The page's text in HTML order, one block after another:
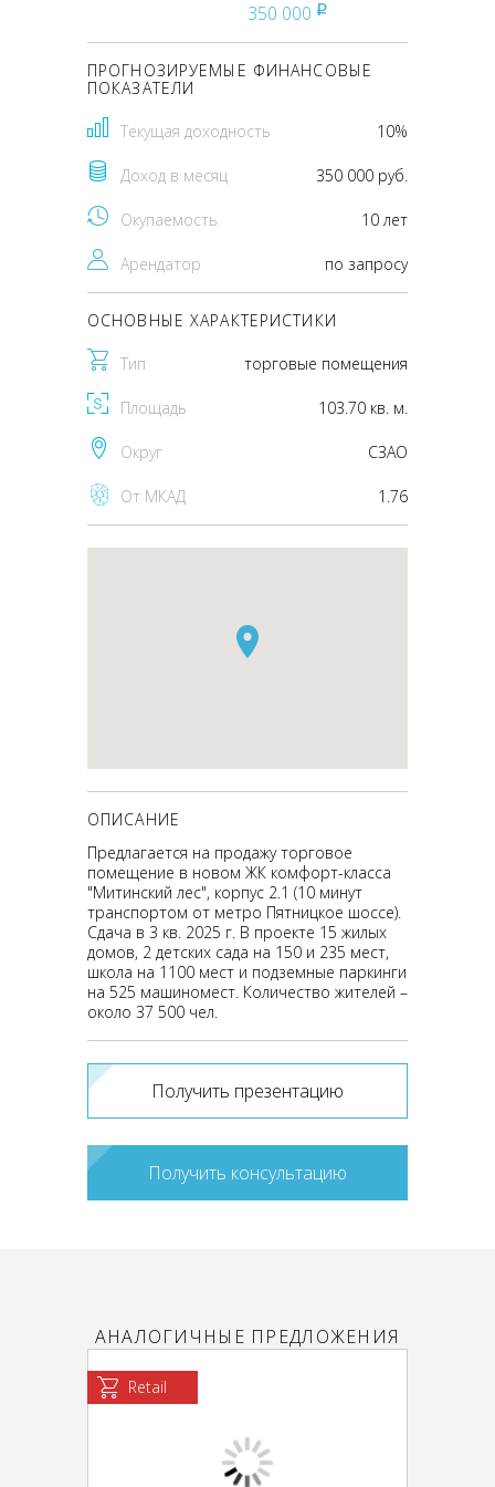
350 000 pуб
ПРОГНОЗИРУЕМЫЕ ФИНАНСОВЫЕ
ПОКАЗАТЕЛИ
Текущая доходность 10%
Доход в месяц 350 000 руб.
Окупаемость 10 лет
Арендатор по запросу
ОСНОВНЫЕ ХАРАКТЕРИСТИКИ
Тип торговые помещения
Площадь 103.70 кв. м.
Округ CЗАО
От МКАД 1.76
ОПИСАНИЕ
Предлагается на продажу торговое
помещение в новом ЖК комфорт-класса
"Митинский лес", корпус 2.1 (10 минут
транспортом от метро Пятницкое шоссе).
Сдача в 3 кв. 2025 г. В проекте 15 жилых
домов, 2 детских сада на 150 и 235 мест,
школа на 1100 мест и подземные паркинги
на 525 машиномест. Количество жителей –
около 37 500 чел.
Получить презентацию
Получить консультацию
АНАЛОГИЧНЫЕ ПРЕДЛОЖЕНИЯ
Retail